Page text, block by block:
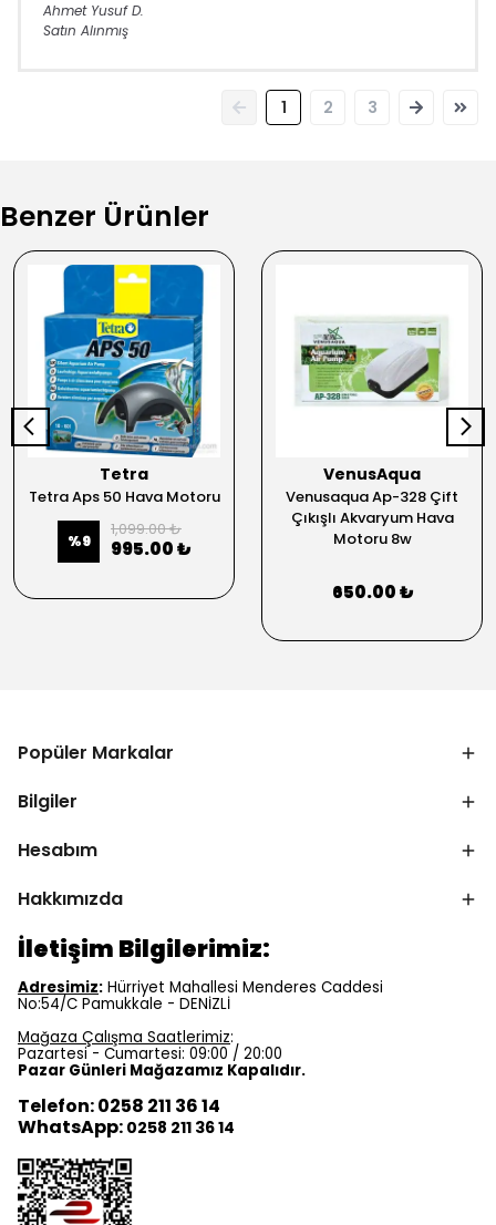
Ahmet Yusuf D.
Satın Alınmış
1 2 3
Benzer Ürünler
Tetra
Tetra Aps 50 Hava Motoru
%9
1,099.00 ₺
995.00 ₺
VenusAqua
Venusaqua Ap-328 Çift
Çıkışlı Akvaryum Hava
Motoru 8w
650.00 ₺
Popüler Markalar
Bilgiler
Hesabım
Hakkımızda
İletişim Bilgilerimiz:
Adresimiz: Hürriyet Mahallesi Menderes Caddesi
No:54/C Pamukkale - DENİZLİ
Mağaza Çalışma Saatlerimiz:
Pazartesi - Cumartesi: 09:00 / 20:00
Pazar Günleri Mağazamız Kapalıdır.
Telefon: 0258 211 36 14
WhatsApp: 0258 211 36 14